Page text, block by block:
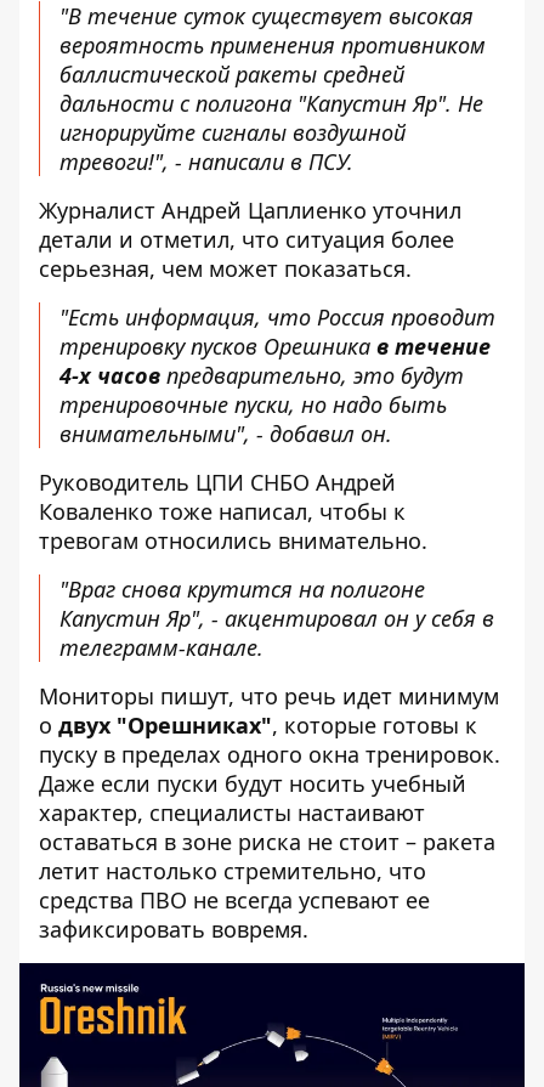
"В течение суток существует высокая
вероятность применения противником
баллистической ракеты средней
дальности с полигона "Капустин Яр". Не
игнорируйте сигналы воздушной
тревоги!", - написали в ПСУ.
Журналист Андрей Цаплиенко уточнил
детали и отметил, что ситуация более
серьезная, чем может показаться.
"Есть информация, что Россия проводит
тренировку пусков Орешника в течение
4-х часов предварительно, это будут
тренировочные пуски, но надо быть
внимательными", - добавил он.
Руководитель ЦПИ СНБО Андрей
Коваленко тоже написал, чтобы к
тревогам относились внимательно.
"Враг снова крутится на полигоне
Капустин Яр", - акцентировал он у себя в
телеграмм-канале.
Мониторы пишут, что речь идет минимум
о двух "Орешниках", которые готовы к
пуску в пределах одного окна тренировок.
Даже если пуски будут носить учебный
характер, специалисты настаивают
оставаться в зоне риска не стоит – ракета
летит настолько стремительно, что
средства ПВО не всегда успевают ее
зафиксировать вовремя.